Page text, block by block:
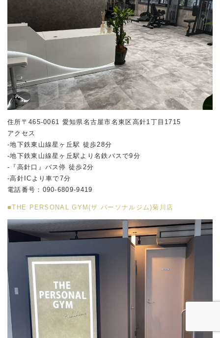
住所〒465-0061 愛知県名古屋市名東区高針1丁目1715
アクセス
-地下鉄東山線星ヶ丘駅 徒歩28分
-地下鉄東山線星ヶ丘駅より名鉄バスで9分
-『高針口』バス停 徒歩2分
-高針ICより車で7分
電話番号：090-6809-9419
■THE PERSONAL GYM(ザ パーソナルジム)菊川店